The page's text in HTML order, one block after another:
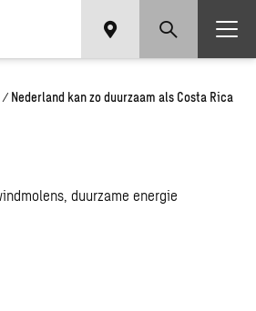
/ Nederland kan zo duurzaam als Costa Rica